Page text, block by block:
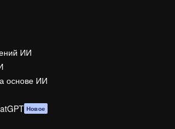
ИИ
основе ИИ
Новое